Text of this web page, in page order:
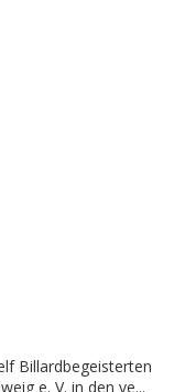
Billardbegeisterten
e. V. in den ve...